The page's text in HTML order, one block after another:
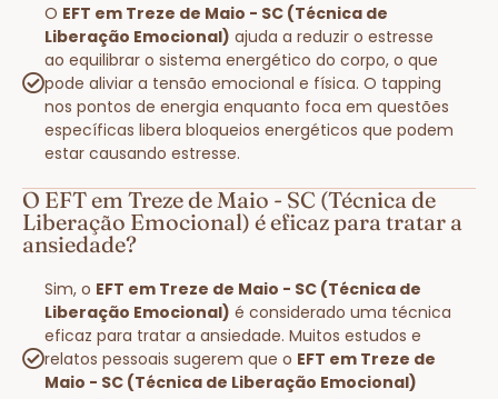
O EFT em Treze de Maio - SC (Técnica de
Liberação Emocional) ajuda a reduzir o estresse
ao equilibrar o sistema energético do corpo, o que
pode aliviar a tensão emocional e física. O tapping
nos pontos de energia enquanto foca em questões
específicas libera bloqueios energéticos que podem
estar causando estresse.
O EFT em Treze de Maio - SC (Técnica de
Liberação Emocional) é eficaz para tratar a
ansiedade?
Sim, o EFT em Treze de Maio - SC (Técnica de
Liberação Emocional) é considerado uma técnica
eficaz para tratar a ansiedade. Muitos estudos e
relatos pessoais sugerem que o EFT em Treze de
Maio - SC (Técnica de Liberação Emocional)